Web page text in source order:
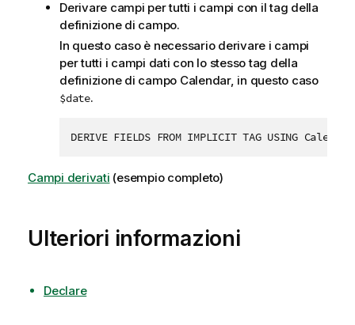
Derivare campi per tutti i campi con il tag della
definizione di campo.
In questo caso è necessario derivare i campi
per tutti i campi dati con lo stesso tag della
definizione di campo Calendar, in questo caso
$date.
DERIVE FIELDS FROM IMPLICIT TAG USING
Campi derivati (esempio completo)
Ulteriori informazioni
Declare